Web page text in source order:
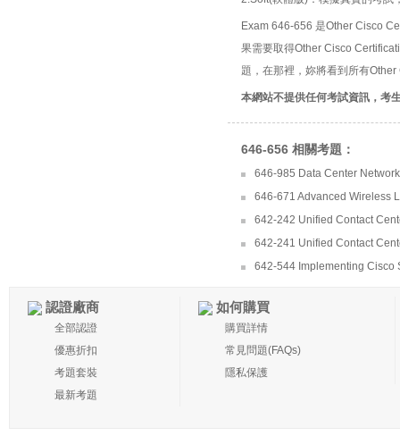
Exam 646-656 是Other Cisco
果需要取得Other Cisco
題，在那裡，妳將看到所有
本網站不提供任何考試資訊，考
646-656 相關考題：
646-985 Data Center
646-671 Advanced Wireless
642-242 Unified Contact
642-241 Unified Contact
642-544 Implementing Cisco
認證廠商
全部認證
優惠折扣
考題套裝
最新考題
如何購買
購買詳情
常見問題(FAQs)
隱私保護